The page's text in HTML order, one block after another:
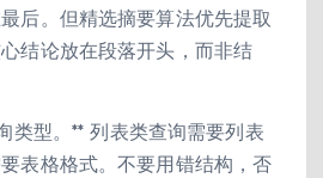
后。但精选摘要算法优先提取
结论放在段落开头，而非结
类型。** 列表类查询需要列表
表格格式。不要用错结构，否